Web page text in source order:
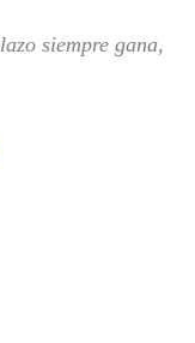
siempre gana,